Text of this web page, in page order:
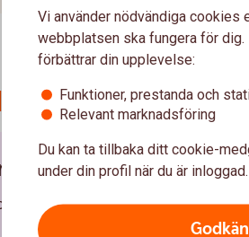
identifierar dig
och
(Mobilt BankID) eller
Vi använder nödvändiga cookies
webbplatsen ska fungera för
förbättrar din upplevelse:
Funktioner, prestanda och
Relevant marknadsföring
Du kan ta tillbaka ditt cookie-
under din profil när du är inloggad.